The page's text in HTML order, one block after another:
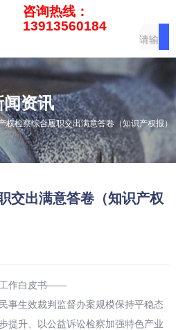
咨询热线：
13913560184
闻资讯
权检察综合履职交出满意答卷（知识产权报）
交出满意答卷（知识产权
工作白皮书——
事生效裁判监督办案规模保持平稳态
提升、以公益诉讼检察加强特色产业